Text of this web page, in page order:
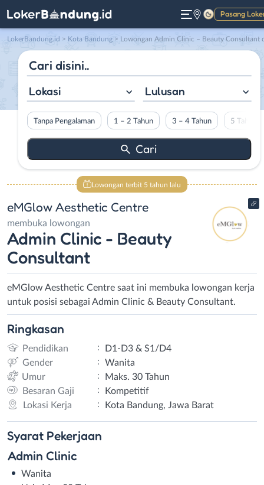
Pasang
Gelap
LokerBandung.id > Kota Bandung > Lowongan Admin Clinic – Beauty Consultant di eMGlow Aesthetic
Lokasi Lulusan
Tanpa Pengalaman 1 – 2 Tahun 3 – 4 Tahun 5 Tahun
Lowongan terbit 5 tahun lalu
eMGlow Aesthetic Centre
membuka lowongan
Admin Clinic - Beauty
Consultant
eMGlow Aesthetic Centre saat ini membuka lowongan kerja
untuk posisi sebagai Admin Clinic & Beauty Consultant.
Ringkasan
Pendidikan :
D1-D3 & S1/D4
Gender
:
Wanita
Umur
:
Maks. 30 Tahun
Besaran Gaji
:
Kompetitif
Lokasi Kerja
: Kota Bandung, Jawa Barat
Syarat Pekerjaan
Admin Clinic
Wanita